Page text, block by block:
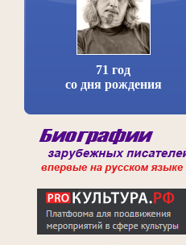
71 год
со дня рождения